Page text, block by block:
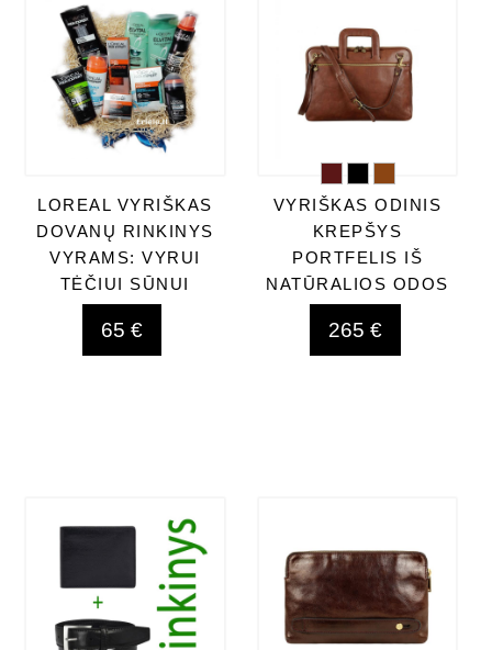
LOREAL VYRIŠKAS
DOVANŲ RINKINYS
VYRAMS: VYRUI
TĖČIUI SŪNUI
65 €
VYRIŠKAS ODINIS
KREPŠYS
PORTFELIS IŠ
NATŪRALIOS ODOS
265 €